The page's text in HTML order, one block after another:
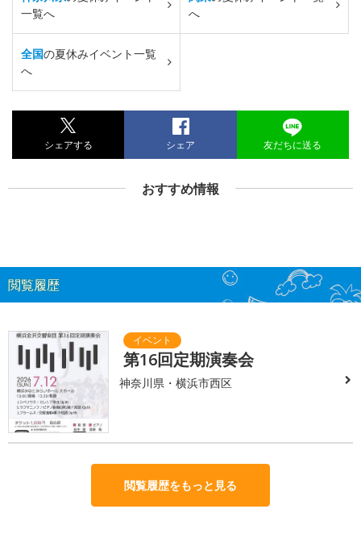
一覧へ
へ
全国の夏休みイベント一覧
へ
シェアする シェア 友だちに送る
おすすめ情報
閲覧履歴
第16回定期演奏会
神奈川県・横浜市西区
閲覧履歴をもっと見る